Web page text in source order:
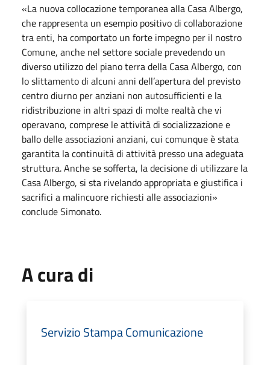
«La nuova collocazione temporanea alla Casa Albergo,
che rappresenta un esempio positivo di collaborazione
tra enti, ha comportato un forte impegno per il nostro
Comune, anche nel settore sociale prevedendo un
diverso utilizzo del piano terra della Casa Albergo, con
lo slittamento di alcuni anni dell’apertura del previsto
centro diurno per anziani non autosufficienti e la
ridistribuzione in altri spazi di molte realtà che vi
operavano, comprese le attività di socializzazione e
ballo delle associazioni anziani, cui comunque è stata
garantita la continuità di attività presso una adeguata
struttura. Anche se sofferta, la decisione di utilizzare la
Casa Albergo, si sta rivelando appropriata e giustifica i
sacrifici a malincuore richiesti alle associazioni»
conclude Simonato.
A cura di
Servizio Stampa Comunicazione